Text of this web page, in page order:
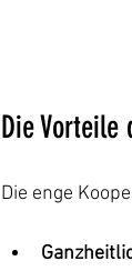
Die Vorteile
Die enge